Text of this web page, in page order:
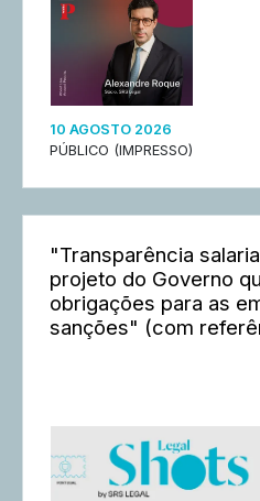
10 AGOSTO 2026
PÚBLICO (IMPRESSO)
"Transparência
projeto do Governo
obrigações para as
sanções" (com